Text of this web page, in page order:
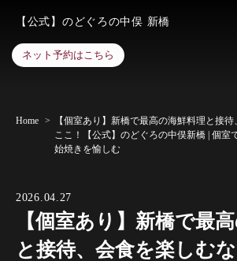
【公式】のどぐろの中俣 新橋
ネット予約はこちら
Home
【個室あり】新橋で最高の海鮮料理と接
ここ！【公式】のどぐろの中俣新橋 | 個室
始焼きを愉しむ
2026.04.27
【個室あり】新橋で最
と接待、会食を楽しむ